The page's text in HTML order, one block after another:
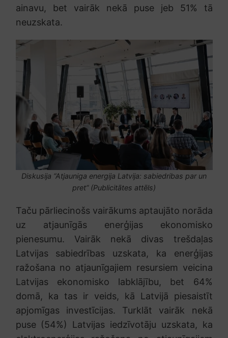
ainavu, bet vairāk nekā puse jeb 51% tā
neuzskata.
Diskusija “Atjauniga energija Latvija: sabiedribas par un
pret” (Publicitātes attēls)
Taču pārliecinošs vairākums aptaujāto norāda
uz atjaunīgās enerģijas ekonomisko
pienesumu. Vairāk nekā divas trešdaļas
Latvijas sabiedrības uzskata, ka enerģijas
ražošana no atjaunīgajiem resursiem veicina
Latvijas ekonomisko labklājību, bet 64%
domā, ka tas ir veids, kā Latvijā piesaistīt
apjomīgas investīcijas. Turklāt vairāk nekā
puse (54%) Latvijas iedzīvotāju uzskata, ka